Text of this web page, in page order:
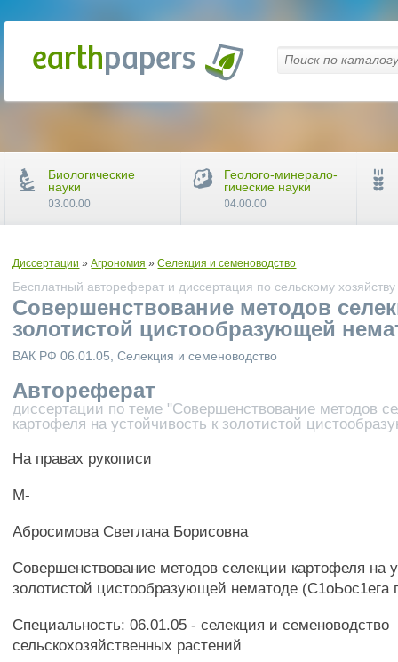
Диссертации »Агрономия »Селекция и семеноводство
Бесплатный автореферат и диссертация по сельскому
Совершенствование методов
золотистой цистообразующей
ВАК РФ 06.01.05, Селекция и семеноводство
Автореферат
диссертации по теме "Совершенствование методов
картофеля на устойчивость к золотистой
На правах рукописи
М-
Абросимова Светлана Борисовна
Совершенствование методов селекции картофеля на
золотистой цистообразующей нематоде
Специальность: 06.01.05 - селекция и семеноводство
сельскохозяйственных растений
Биологические
науки
03.00.00
Геолого-минерало-
гические науки
04.00.00